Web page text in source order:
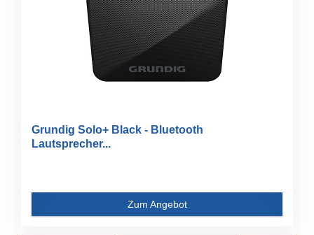
Grundig Solo+ Black - Bluetooth
Lautsprecher...
Zum Angebot